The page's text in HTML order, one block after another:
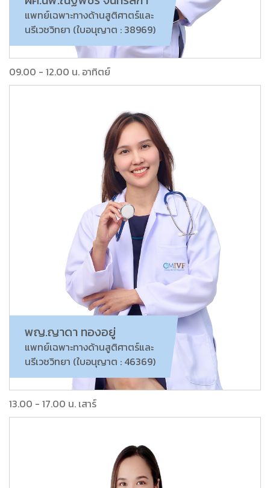
แพทย์เฉพาะทางด้านสูติศาตร์และ
นรีเวชวิทยา (ใบอนุญาต : 38969)
09.00 - 12.00 น. อาทิตย์
พญ.ญาดา ทองอยู่
แพทย์เฉพาะทางด้านสูติศาตร์และ
นรีเวชวิทยา (ใบอนุญาต : 46369)
13.00 - 17.00 น. เสาร์